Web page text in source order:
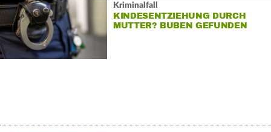
Kriminalfall
KINDESENTZIEHUNG DURCH
MUTTER? BUBEN GEFUNDEN